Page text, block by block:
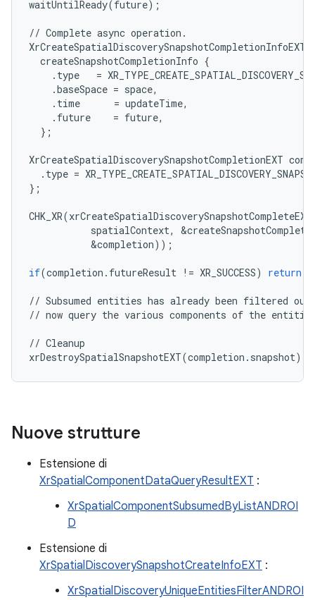
waitUntilReady(future);
// Complete async operation .
XrCreateSpatialDiscoverySnapshotCompletionInfoEXT
createSnapshotCompletionInfo {
. type =
.baseSpace = space,
. time = updateTime,
. future = future,
};
XrCreateSpatialDiscoverySnapshotCompletionEXT
. type =
};
CHK_XR(xrCreateSpatialDiscoverySnapshotCompleteEXT
spatialContext, &
&completion));
if(completion . futureResult != XR_SUCCESS) return
// Subsumed entities has already been filtered out
// now query the various components of the
// Cleanup
xrDestroySpatialSnapshotEXT(completion . snapshot);
Nuove strutture
Estensione di
XrSpatialComponentDataQueryResultEXT :
XrSpatialComponentSubsumedByListANDROI
D
Estensione di
XrSpatialDiscoverySnapshotCreateInfoEXT :
XrSpatialDiscoveryUniqueEntitiesFilterANDROI